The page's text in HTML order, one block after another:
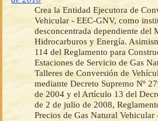
Crea la Entidad Ejecutora de
Vehicular - EEC-GNV, como
desconcentrada dependiente del
Hidrocarburos y Energía.
114 del Reglamento para
Estaciones de Servicio de Gas
Talleres de Conversión de
mediante Decreto Supremo Nº
de 2004 y el Artículo 13 del
de 2 de julio de 2008,
Precios de Gas Natural Vehicular